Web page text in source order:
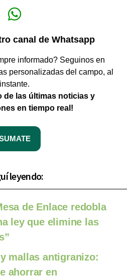
canal de Whatsapp
informado? Seguinos en
personalizadas del campo, al
instante.
de las últimas noticias y
en tiempo real!
leyendo:
de Enlace redobla
ley que elimine las
mallas antigranizo:
ahorrar en